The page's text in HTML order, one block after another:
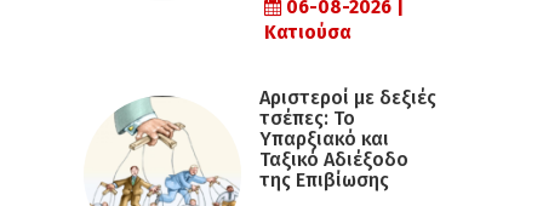
06-08-2026 |
Κατιούσα
Αριστεροί με δεξιές
τσέπες: Το
Υπαρξιακό και
Ταξικό Αδιέξοδο
της Επιβίωσης